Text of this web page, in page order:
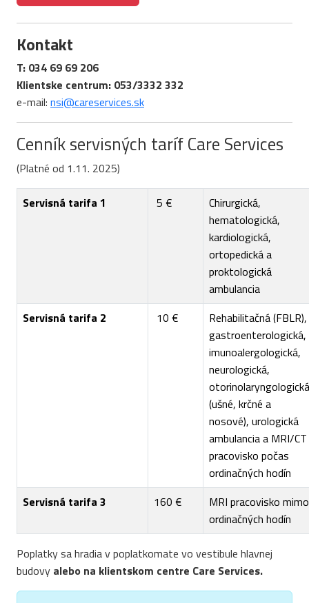
Kontakt
T: 034 69 69 206
Klientske centrum: 053/3332 332
e-mail: nsi@careservices.sk
Cenník servisných taríf Care Services
(Platné od 1.11. 2025)
Servisná tarifa 1 5 €
Chirurgická,
hematologická,
kardiologická,
ortopedická a
proktologická
ambulancia
Servisná tarifa 2
10 €
Rehabilitačná (FBLR),
gastroenterologická,
imunoalergologická,
neurologická,
otorinolaryngologická
(ušné, krčné a
nosové), urologická
ambulancia a MRI/CT
pracovisko počas
ordinačných hodín
Servisná tarifa 3
160 €
MRI pracovisko mimo
ordinačných hodín
Poplatky sa hradia v poplatkomate vo vestibule hlavnej
budovy alebo na klientskom centre Care Services.